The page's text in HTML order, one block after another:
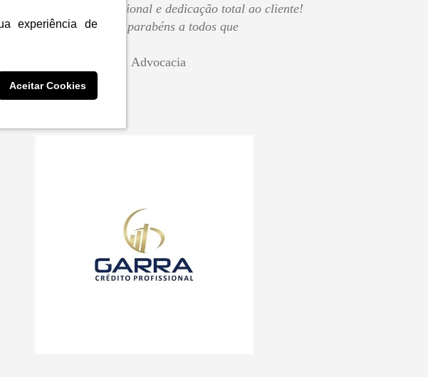
experiência de
Aceitar Cookies
Super rápido, profissional e dedicação total ao cliente!
indico, aprovo e dou os parabéns a todos que
Ellen Dias da Silva Advocacia